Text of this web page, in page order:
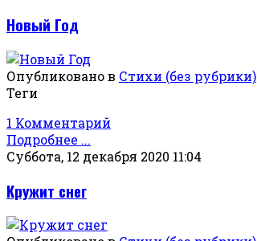
Новый Год
Опубликовано в Стихи (без рубрики)
Теги
1 Комментарий
Подробнее ...
Суббота, 12 декабря 2020 11:04
Кружит снег